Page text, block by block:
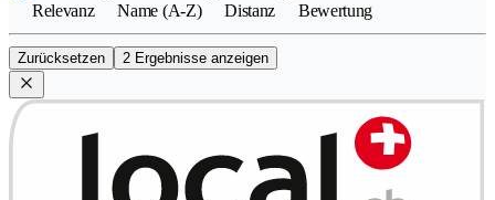
Relevanz Name (A-Z) Distanz Bewertung
Zurücksetzen 2 Ergebnisse anzeigen